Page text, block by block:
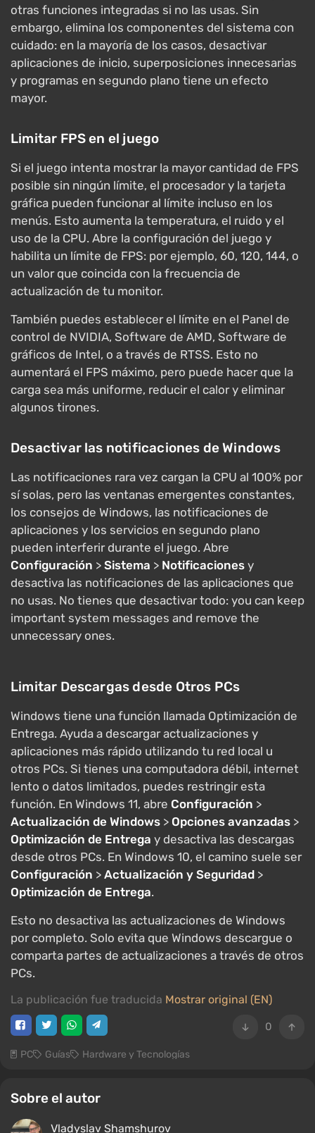
otras funciones integradas si no las usas. Sin
embargo, elimina los componentes del sistema con
cuidado: en la mayoría de los casos, desactivar
aplicaciones de inicio, superposiciones innecesarias
y programas en segundo plano tiene un efecto
mayor.
Limitar FPS en el juego
Si el juego intenta mostrar la mayor cantidad de FPS
posible sin ningún límite, el procesador y la tarjeta
gráfica pueden funcionar al límite incluso en los
menús. Esto aumenta la temperatura, el ruido y el
uso de la CPU. Abre la configuración del juego y
habilita un límite de FPS: por ejemplo, 60, 120, 144, o
un valor que coincida con la frecuencia de
actualización de tu monitor.
También puedes establecer el límite en el Panel de
control de NVIDIA, Software de AMD, Software de
gráficos de Intel, o a través de RTSS. Esto no
aumentará el FPS máximo, pero puede hacer que la
carga sea más uniforme, reducir el calor y eliminar
algunos tirones.
Desactivar las notificaciones de Windows
Las notificaciones rara vez cargan la CPU al 100% por
sí solas, pero las ventanas emergentes constantes,
los consejos de Windows, las notificaciones de
aplicaciones y los servicios en segundo plano
pueden interferir durante el juego. Abre
Configuración > Sistema > Notificaciones y
desactiva las notificaciones de las aplicaciones que
no usas. No tienes que desactivar todo: you can keep
important system messages and remove the
unnecessary ones.
Limitar Descargas desde Otros PCs
Windows tiene una función llamada Optimización de
Entrega. Ayuda a descargar actualizaciones y
aplicaciones más rápido utilizando tu red local u
otros PCs. Si tienes una computadora débil, internet
lento o datos limitados, puedes restringir esta
función. En Windows 11, abre Configuración >
Actualización de Windows > Opciones avanzadas >
Optimización de Entrega y desactiva las descargas
desde otros PCs. En Windows 10, el camino suele ser
Configuración > Actualización y Seguridad >
Optimización de Entrega.
Esto no desactiva las actualizaciones de Windows
por completo. Solo evita que Windows descargue o
comparta partes de actualizaciones a través de otros
PCs.
La publicación fue traducida Mostrar original (EN)
0
PC Guías Hardware y Tecnologías
Sobre el autor
Vladyslav Shamshurov